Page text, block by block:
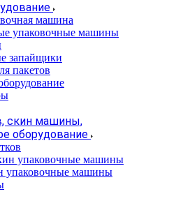
машина
упаковочные машины
запайщики
пакетов
скин машины,
оборудование
упаковочные машины
упаковочные машины